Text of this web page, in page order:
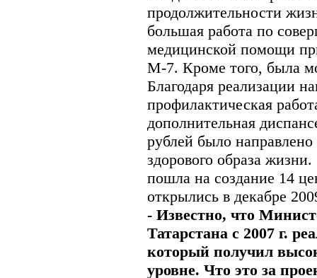
продолжительности
большая работа по
медицинской помощи
М-7. Кроме того, была
Благодаря реализации
профилактическая
дополнительная
рублей было
здорового образа жизни.
пошла на создание 14
открылись в декабре
- Известно, что
Татарстана с 2007 г.
который получил
уровне. Что это за